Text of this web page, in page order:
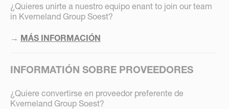
¿Quieres unirte a nuestro equipo enant to join our team
in Kverneland Group Soest?
→ MÁS INFORMACIÓN
INFORMATIÓN SOBRE PROVEEDORES
¿Quiere convertirse en proveedor preferente de
Kverneland Group Soest?